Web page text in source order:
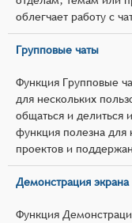
облегчает работу с
Групповые чаты
Функция Групповые
для нескольких
общаться и
функция полезна для
проектов и
Демонстрация экрана
Функция